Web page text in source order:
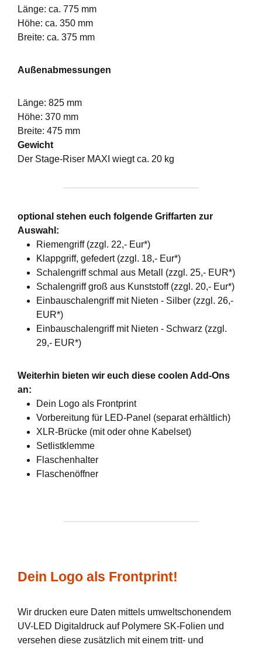
Länge: ca. 775 mm
Höhe: ca. 350 mm
Breite: ca. 375 mm
Außenabmessungen
Länge: 825 mm
Höhe: 370 mm
Breite: 475 mm
Gewicht
Der Stage-Riser MAXI wiegt ca. 20 kg
optional stehen euch folgende Griffarten zur
Auswahl:
Riemengriff (zzgl. 22,- Eur*)
Klappgriff, gefedert (zzgl. 18,- Eur*)
Schalengriff schmal aus Metall (zzgl. 25,- EUR*)
Schalengriff groß aus Kunststoff (zzgl. 20,- Eur*)
Einbauschalengriff mit Nieten - Silber (zzgl. 26,-
EUR*)
Einbauschalengriff mit Nieten - Schwarz (zzgl.
29,- EUR*)
Weiterhin bieten wir euch diese coolen Add-Ons
an:
Dein Logo als Frontprint
Vorbereitung für LED-Panel (separat erhältlich)
XLR-Brücke (mit oder ohne Kabelset)
Setlistklemme
Flaschenhalter
Flaschenöffner
Dein Logo als Frontprint!
Wir drucken eure Daten mittels umweltschonendem
UV-LED Digitaldruck auf Polymere SK-Folien und
versehen diese zusätzlich mit einem tritt- und